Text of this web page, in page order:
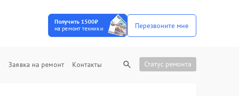
Получить 1500₽
на ремонт техники
Перезвоните мне
Заявка на ремонт Контакты Статус ремонта